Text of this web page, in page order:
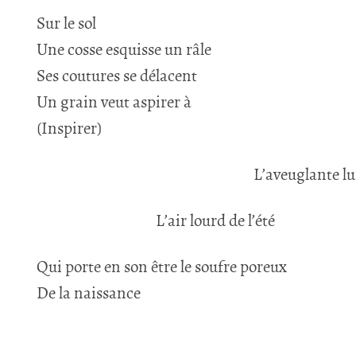
Sur le sol
Une cosse esquisse un râle
Ses coutures se délacent
Un grain veut aspirer à
(Inspirer)
L’aveuglante
L’air lourd de l’été
Qui porte en son être le soufre poreux
De la naissance